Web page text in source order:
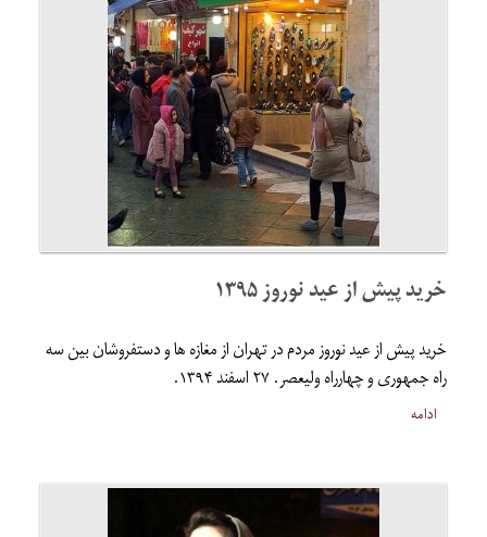
خرید پیش از عید نوروز ۱۳۹۵
خرید پیش از عید نوروز مردم در تهران از مغازه ها و دستفروشان بین سه
راه جمهوری و چهارراه ولیعصر. ۲۷ اسفند ۱۳۹۴.
ادامه